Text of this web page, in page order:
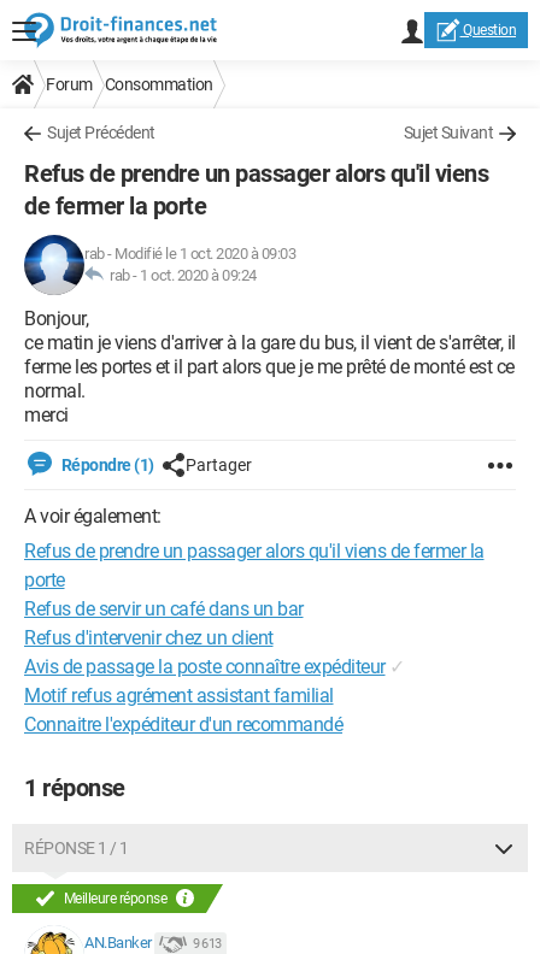
Question
Forum Consommation
Sujet Précédent Sujet Suivant
Refus de prendre un passager alors qu'il viens
de fermer la porte
rab- Modifié le 1 oct. 2020 à 09:03
rab - 1 oct. 2020 à 09:24
Bonjour,
ce matin je viens d'arriver à la gare du bus, il vient de s'arrêter, il
ferme les portes et il part alors que je me prêté de monté est ce
normal.
merci
Répondre (1) Partager
A voir également:
Refus de prendre un passager alors qu'il viens de fermer la
porte
Refus de servir un café dans un bar
Refus d'intervenir chez un client
Avis de passage la poste connaître expéditeur ✓
Motif refus agrément assistant familial
Connaitre l'expéditeur d'un recommandé
1 réponse
RÉPONSE 1 / 1
Meilleure réponse
AN.Banker 9 613